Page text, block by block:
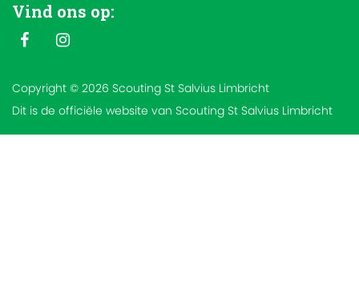
Vind ons op:
Copyright © 2026 Scouting St Salvius Limbricht
Dit is de officiële website van Scouting St Salvius Limbricht